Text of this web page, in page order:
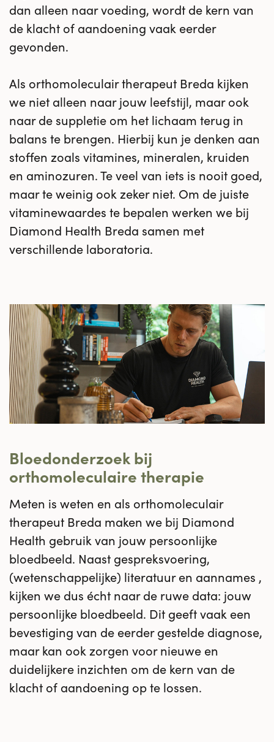
dan alleen naar voeding, wordt de kern van
de klacht of aandoening vaak eerder
gevonden.
Als orthomoleculair therapeut Breda kijken
we niet alleen naar jouw leefstijl, maar ook
naar de suppletie om het lichaam terug in
balans te brengen. Hierbij kun je denken aan
stoffen zoals vitamines, mineralen, kruiden
en aminozuren. Te veel van iets is nooit goed,
maar te weinig ook zeker niet. Om de juiste
vitaminewaardes te bepalen werken we bij
Diamond Health Breda samen met
verschillende laboratoria.
Bloedonderzoek bij
orthomoleculaire therapie
Meten is weten en als orthomoleculair
therapeut Breda maken we bij Diamond
Health gebruik van jouw persoonlijke
bloedbeeld. Naast gespreksvoering,
(wetenschappelijke) literatuur en aannames ,
kijken we dus écht naar de ruwe data: jouw
persoonlijke bloedbeeld. Dit geeft vaak een
bevestiging van de eerder gestelde diagnose,
maar kan ook zorgen voor nieuwe en
duidelijkere inzichten om de kern van de
klacht of aandoening op te lossen.